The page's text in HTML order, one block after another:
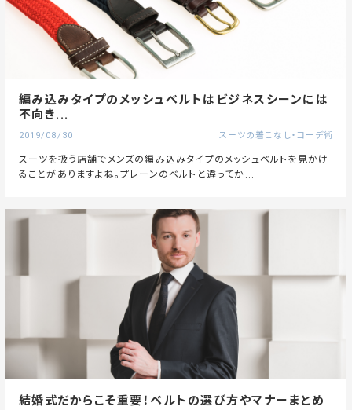
編み込みタイプのメッシュベルトはビジネスシーンには
不向き...
2019/08/30 スーツの着こなし・コーデ術
スーツを扱う店舗でメンズの編み込みタイプのメッシュベルトを見かけ
ることがありますよね。プレーンのベルトと違ってか...
結婚式だからこそ重要！ベルトの選び方やマナーまとめ